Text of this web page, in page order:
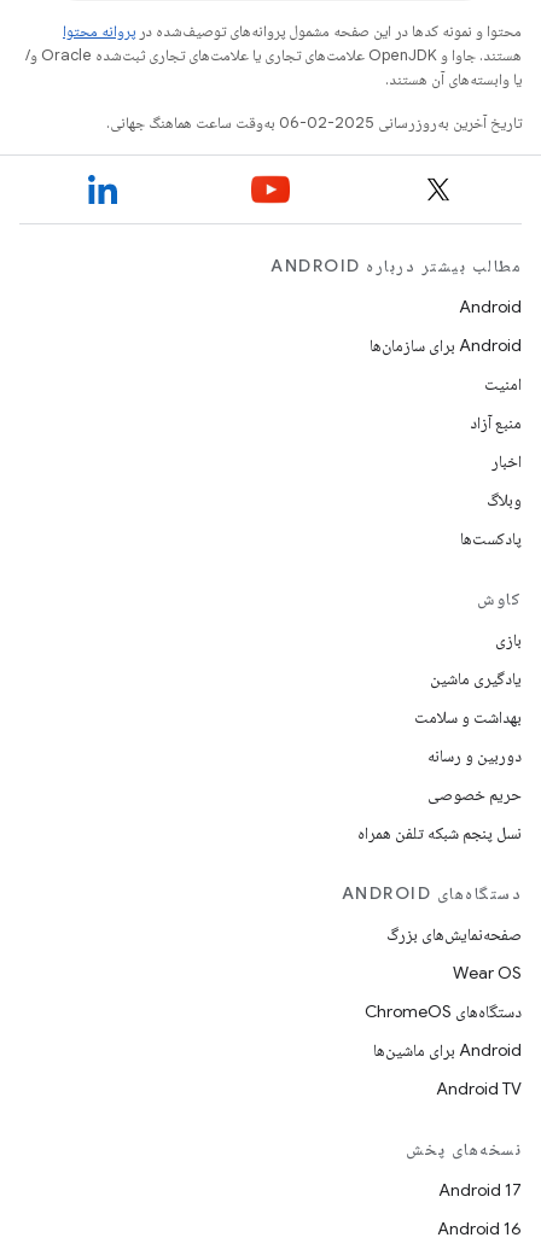
محتوا و نمونه کدها در این صفحه مشمول پروانه‌های توصیف‌شده در پروانه محتوا
هستند. جاوا و OpenJDK علامت‌های تجاری یا علامت‌های تجاری ثبت‌شده Oracle و/
یا وابسته‌های آن هستند.
تاریخ آخرین به‌روزرسانی 2025-02-06 به‌وقت ساعت هماهنگ جهانی.
مطالب بیشتر درباره ANDROID
Android
Android برای سازمان‌ها
امنیت
منبع آزاد
اخبار
وبلاگ
پادکست‌ها
کاوش
بازی
یادگیری ماشین
بهداشت و سلامت
دوربین و رسانه
حریم خصوصی
نسل پنجم شبکه تلفن همراه
دستگاه‌های ANDROID
صفحه‌نمایش‌های بزرگ
Wear OS
دستگاه‌های ChromeOS
Android برای ماشین‌ها
Android TV
نسخه‌های پخش
Android 17
Android 16